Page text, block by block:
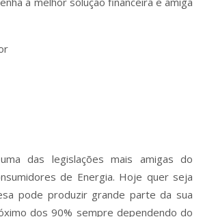
das legislações mais amigas do
de Energia. Hoje quer seja
pode produzir grande parte da sua
dos 90% sempre dependendo do